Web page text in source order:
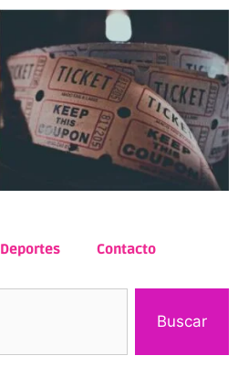
Deportes Contacto
Buscar